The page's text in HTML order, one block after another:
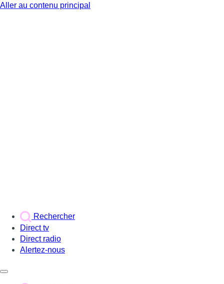
Aller au contenu principal
Rechercher
Direct tv
Direct radio
Alertez-nous